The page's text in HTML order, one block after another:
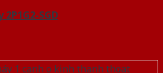
SGD